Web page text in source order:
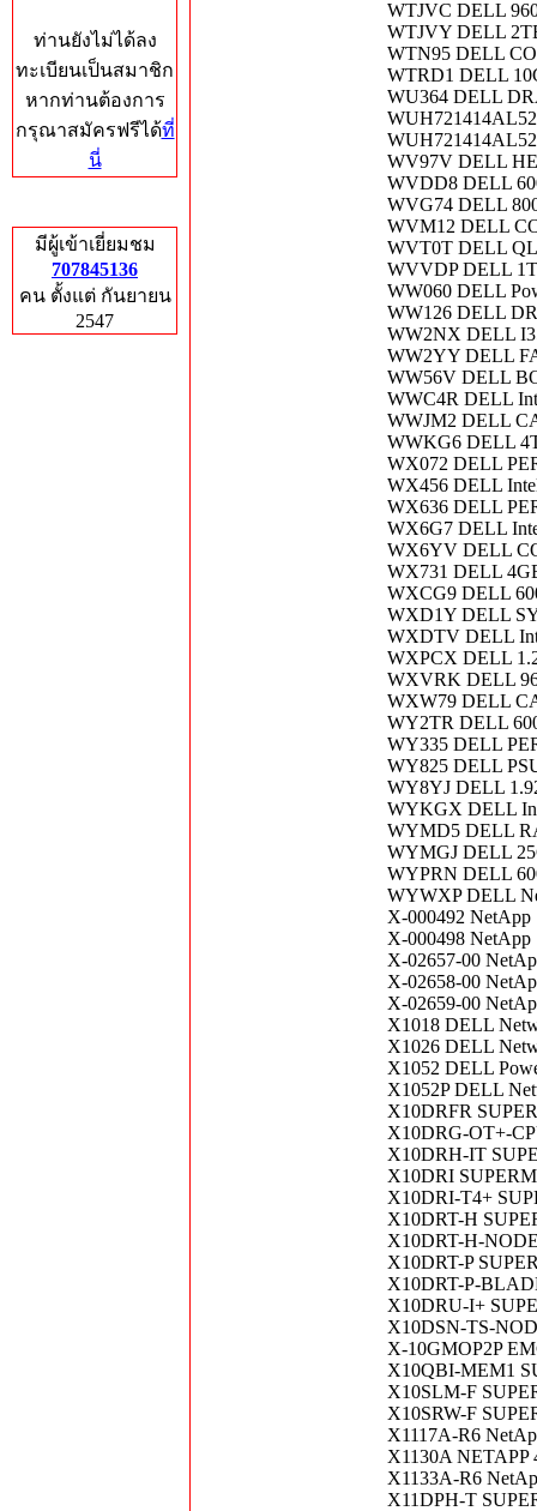
ท่านยังไม่ได้ลง
ทะเบียนเป็นสมาชิก
หากท่านต้องการ
กรุณาสมัครฟรีได้ที่
นี่
มีผู้เข้าเยี่ยมชม
707845136
คน ตั้งแต่ กันยายน
2547
WTJVC DELL
WTJVY DELL
WTN95 DELL
WTRD1 DELL
WU364 DELL
WV97V DELL
WVDD8 DELL
WVG74 DELL
WVM12 DELL
WVT0T DELL
WVVDP DELL
WW060 DELL
WW126 DELL
WW2NX DELL
WW2YY DELL
WW56V DELL
WWC4R DELL
WWJM2 DELL
WWKG6 DELL
WX072 DELL
WX456 DELL
WX636 DELL
WX6G7 DELL
WX6YV DELL
WX731 DELL
WXCG9 DELL
WXD1Y DELL
WXDTV DELL
WXPCX DELL
WXVRK DELL
WXW79 DELL
WY2TR DELL
WY335 DELL
WY825 DELL
WY8YJ DELL
WYKGX DELL
WYMD5 DELL
WYMGJ DELL
WYPRN DELL
WYWXP DELL
X-000492 NetApp
X-000498 NetApp
X-02657-00
X-02658-00
X-02659-00
X1018 DELL
X1026 DELL
X1052 DELL
X1052P DELL
X10DRFR
X10DRG-OT+-
X10DRH-IT
X10DRI
X10DRI-T4+
X10DRT-H
X10DRT-H-
X10DRT-P
X10DRT-P-
X10DRU-I+
X10DSN-TS-
X-10GMOP2P
X10QBI-MEM1
X10SLM-F
X10SRW-F
X1117A-R6
X1130A NETAPP
X1133A-R6
X11DPH-T